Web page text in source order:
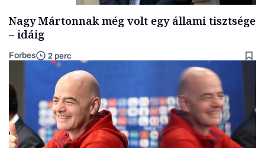
Nagy Mártonnak még volt egy állami tisztsége
– idáig
Forbes 2 perc